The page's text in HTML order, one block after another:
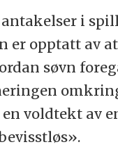
i
er opptatt av
søvn
voldtekt av